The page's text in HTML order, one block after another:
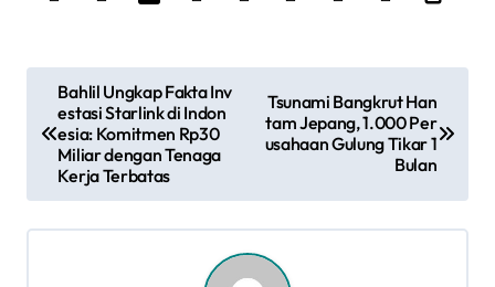
a
i
Bahlil Ungkap Fakta Inv
estasi Starlink di Indon
esia: Komitmen Rp30
Miliar dengan Tenaga
Kerja Terbatas
Tsunami Bangkrut Han
tam Jepang, 1.000 Per
usahaan Gulung Tikar 1
Bulan